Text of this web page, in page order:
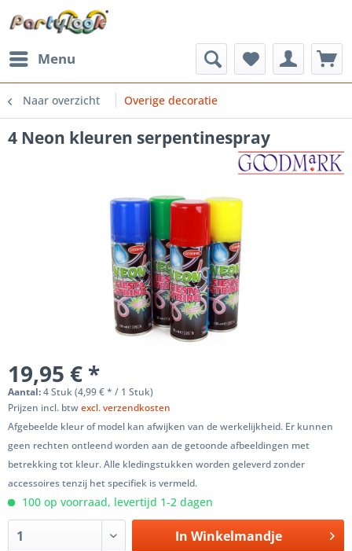
Menu
Naar overzicht Overige decoratie
4 Neon kleuren serpentinespray
19,95 € *
Aantal:4 Stuk (4,99 € * / 1 Stuk)
Prijzen incl. btwexcl. verzendkosten
Afgebeelde kleur of model kan afwijken van de werkelijkheid. Er kunnen
geen rechten ontleend worden aan de getoonde afbeeldingen met
betrekking tot kleur. Alle kledingstukken worden geleverd zonder
accessoires tenzij het specifiek is vermeld.
100 op voorraad, levertijd 1-2 dagen
In Winkelmandje